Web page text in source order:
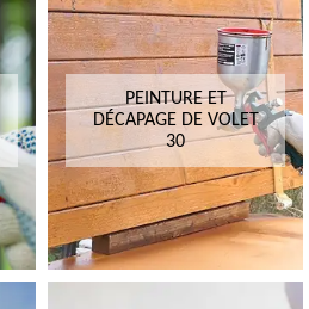
PEINTURE ET
DÉCAPAGE DE VOLET
30